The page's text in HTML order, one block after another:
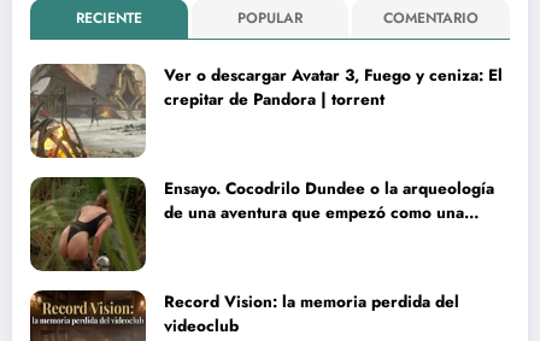
RECIENTE POPULAR COMENTARIO
Ver o descargar Avatar 3, Fuego y ceniza: El
crepitar de Pandora | torrent
Ensayo. Cocodrilo Dundee o la arqueología
de una aventura que empezó como una
Record Vision: la memoria perdida del
videoclub